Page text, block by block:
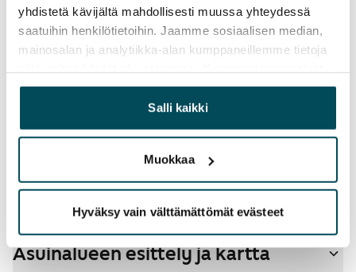
yhdistetä kävijältä mahdollisesti muussa yhteydessä
saatuihin henkilötietoihin. Jaamme sosiaalisen median,
mainosalan ja analytiikka-alan kumppaneillemme tietoja
yhdistää näitä tietoja muihin tietoihin, joita olet antanut
heille tai joita on kerätty, kun olet käyttänyt heidän
palvelujaan.
Salli kaikki
Muokkaa
Hyväksy vain välttämättömät evästeet
lisänopeutta etuhintaan ottamalla yhteyttä
operaattoriin Telia.
Kyllä
Kyllä
Talon tiedot
Asuinalueen esittely ja kartta